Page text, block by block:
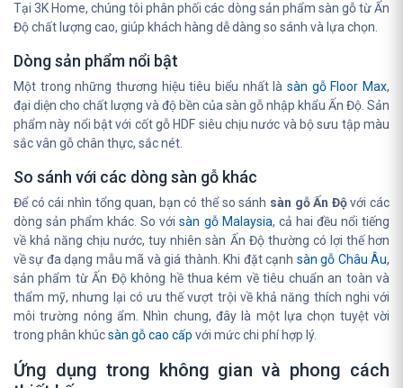
Tại 3K Home, chúng tôi phân phối các dòng sản phẩm sàn gỗ từ Ấn
Độ chất lượng cao, giúp khách hàng dễ dàng so sánh và lựa chọn.
Dòng sản phẩm nổi bật
Một trong những thương hiệu tiêu biểu nhất là sàn gỗ Floor Max,
đại diện cho chất lượng và độ bền của sàn gỗ nhập khẩu Ấn Độ. Sản
phẩm này nổi bật với cốt gỗ HDF siêu chịu nước và bộ sưu tập màu
sắc vân gỗ chân thực, sắc nét.
So sánh với các dòng sàn gỗ khác
Để có cái nhìn tổng quan, bạn có thể so sánh sàn gỗ Ấn Độvới các
dòng sản phẩm khác. So vớisàn gỗ Malaysia, cả hai đều nổi tiếng
về khả năng chịu nước, tuy nhiên sàn Ấn Độ thường có lợi thế hơn
về sự đa dạng mẫu mã và giá thành. Khi đặt cạnh sàn gỗ Châu Âu,
sản phẩm từ Ấn Độ không hề thua kém về tiêu chuẩn an toàn và
thẩm mỹ, nhưng lại có ưu thế vượt trội về khả năng thích nghi với
môi trường nóng ẩm. Nhìn chung, đây là một lựa chọn tuyệt vời
trong phân khúcsàn gỗ cao cấp với mức chi phí hợp lý.
Ứng dụng trong không gian và phong cách